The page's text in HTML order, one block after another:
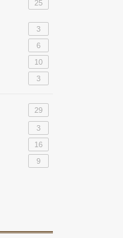
25
3
6
10
3
29
3
16
9